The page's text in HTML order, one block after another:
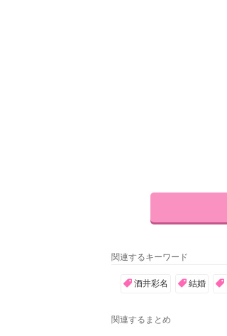
関連するキーワード
酒井彩名 結婚
関連するまとめ